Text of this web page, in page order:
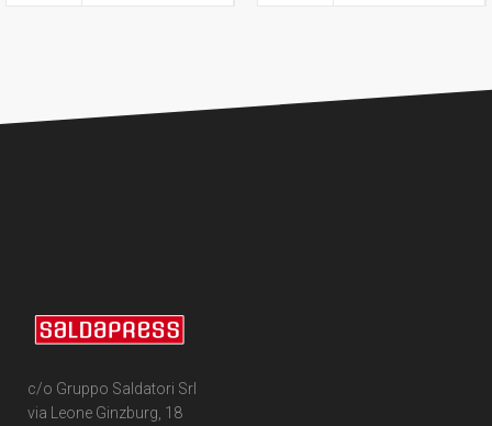
c/o Gruppo Saldatori Srl
via Leone Ginzburg, 18